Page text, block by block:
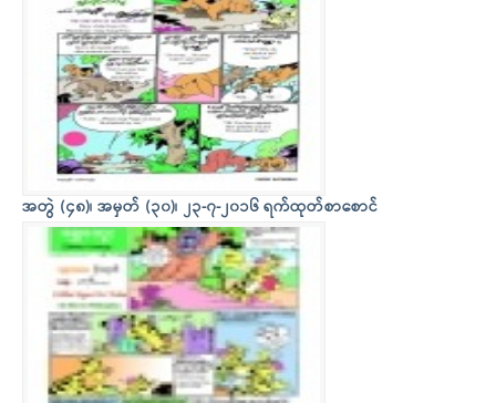
အတွဲ (၄၈)၊ အမှတ် (၃၀)၊ ၂၃-၇-၂၀၁၆ ရက်ထုတ်စာစောင်